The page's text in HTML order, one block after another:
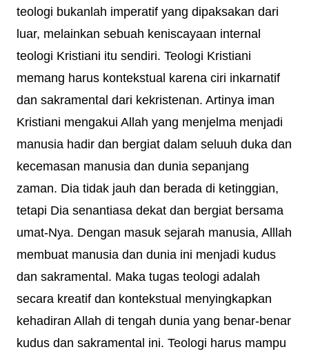
teologi bukanlah imperatif yang dipaksakan dari
luar, melainkan sebuah keniscayaan internal
teologi Kristiani itu sendiri. Teologi Kristiani
memang harus kontekstual karena ciri inkarnatif
dan sakramental dari kekristenan. Artinya iman
Kristiani mengakui Allah yang menjelma menjadi
manusia hadir dan bergiat dalam seluuh duka dan
kecemasan manusia dan dunia sepanjang
zaman. Dia tidak jauh dan berada di ketinggian,
tetapi Dia senantiasa dekat dan bergiat bersama
umat-Nya. Dengan masuk sejarah manusia, Alllah
membuat manusia dan dunia ini menjadi kudus
dan sakramental. Maka tugas teologi adalah
secara kreatif dan kontekstual menyingkapkan
kehadiran Allah di tengah dunia yang benar-benar
kudus dan sakramental ini. Teologi harus mampu